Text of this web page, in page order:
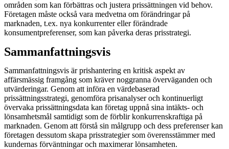
områden som kan förbättras och justera prissättningen vid behov.
Företagen måste också vara medvetna om förändringar på
marknaden, t.ex. nya konkurrenter eller förändrade
konsumentpreferenser, som kan påverka deras prisstrategi.
Sammanfattningsvis
Sammanfattningsvis är prishantering en kritisk aspekt av
affärsmässig framgång som kräver noggranna överväganden och
utvärderingar. Genom att införa en värdebaserad
prissättningsstrategi, genomföra prisanalyser och kontinuerligt
övervaka prissättningsdata kan företag uppnå sina intäkts- och
lönsamhetsmål samtidigt som de förblir konkurrenskraftiga på
marknaden. Genom att förstå sin målgrupp och dess preferenser kan
företagen dessutom skapa prisstrategier som överensstämmer med
kundernas förväntningar och maximerar lönsamheten.